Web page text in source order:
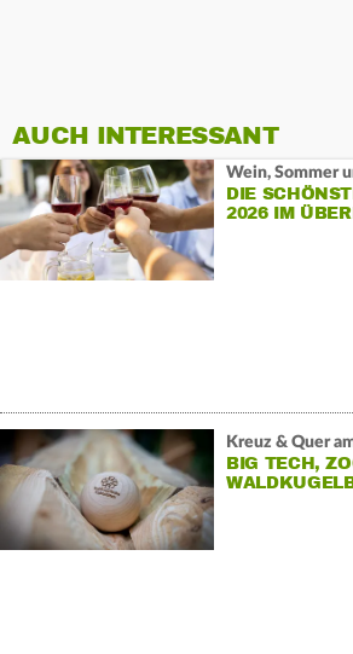
AUCH INTERESSANT
Wein, Sommer
DIE
2026 IM
Kreuz & Quer
BIG TECH,